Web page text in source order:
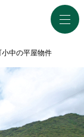
中の平屋物件